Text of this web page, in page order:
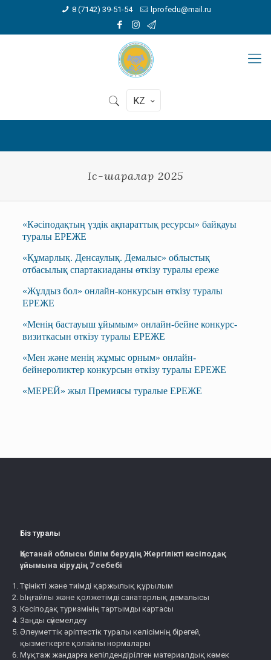
8 (7142) 39-51-54 lprofedu@mail.ru
KZ
Іс-шаралар 2025
«Кәсіподақтың үздік ақпараттық ресурсы» байқауы
туралы ЕРЕЖЕ
«Құмарлық. Денсаулық. Демалыс» облыстық
отбасылық спартакиаданы өткізу туралы ереже
«Жұлдыз бол» онлайн-конкурсын өткізу туралы
ЕРЕЖЕ
«Менің бастауыш ұйымым» онлайн-бейне конкурс-
визиткасын өткізу туралы ЕРЕЖЕ
«Мен және менің жұмыс орным» онлайн-
бейнероликтер конкурсын өткізу туралы ЕРЕЖЕ
«МЕРЕЙ» жыл Премиясы туралые ЕРЕЖЕ
Біз туралы
Қостанай облысы білім берудің Жергілікті кәсіподақ
ұйымына кірудің 7 себебі
Түсінікті және тиімді қаржылық құрылым
Ыңғайлы және қолжетімді санаторлық демалысы
Кәсіподақ туризмінің тартымды картасы
Заңды сүйемелдеу
Әлеуметтік әріптестік туралы келісімнің бірегей,
қызметкерге қолайлы нормалары
Мұқтаж жандарға кепілдендірілген материалдық көмек